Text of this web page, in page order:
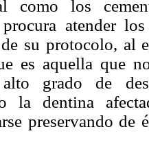
como los
procura atender
su protocolo, al
es aquella que
grado de
la dentina
preservando de